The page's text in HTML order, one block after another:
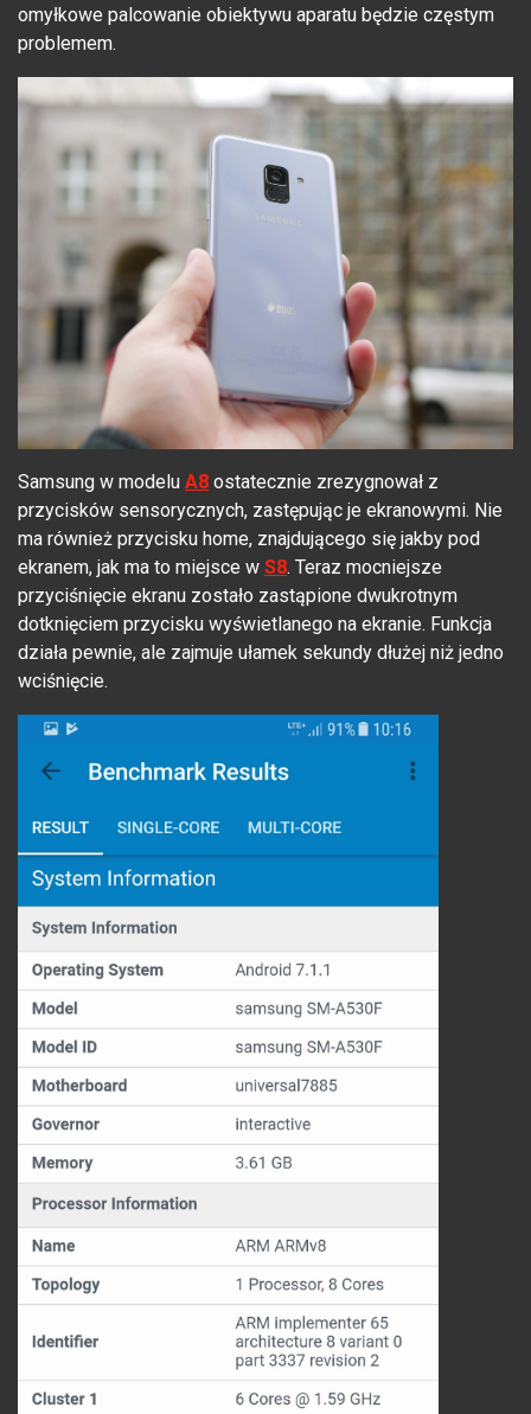
omyłkowe palcowanie obiektywu aparatu będzie częstym
problemem.
Samsung w modelu A8 ostatecznie zrezygnował z
przycisków sensorycznych, zastępując je ekranowymi. Nie
ma również przycisku home, znajdującego się jakby pod
ekranem, jak ma to miejsce w S8. Teraz mocniejsze
przyciśnięcie ekranu zostało zastąpione dwukrotnym
dotknięciem przycisku wyświetlanego na ekranie. Funkcja
działa pewnie, ale zajmuje ułamek sekundy dłużej niż jedno
wciśnięcie.